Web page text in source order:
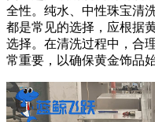
全性。纯水、中性珠宝清
都是常见的选择，应根据
选择。在清洗过程中，合
常重要，以确保黄金饰品